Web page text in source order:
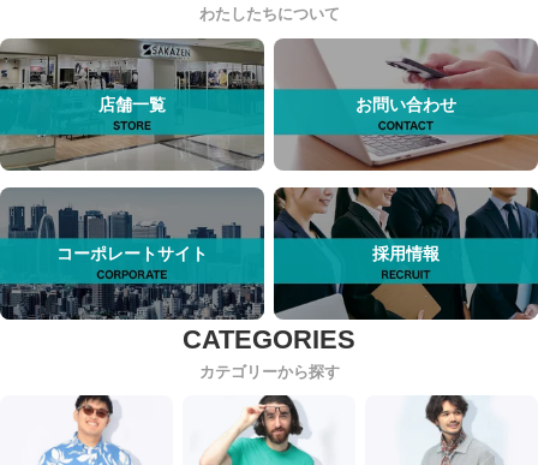
わたしたちについて
店舗一覧 お問い合わせ
コーポレートサイト 採用情報
カテゴリーから探す